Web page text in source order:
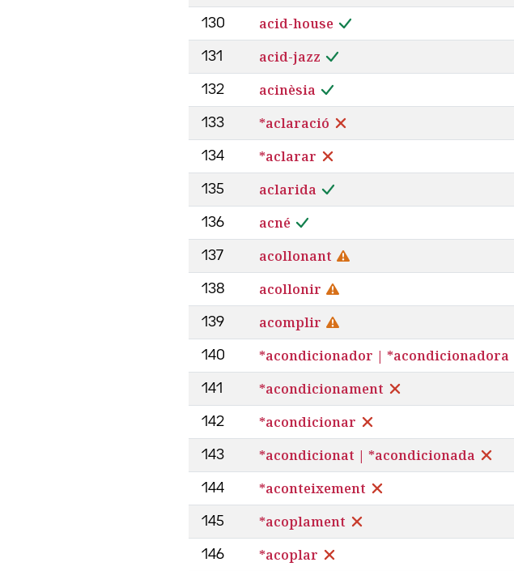
130 acid-house
131 acid-jazz
132 acinèsia
133 *aclaració
134 *aclarar
135 aclarida
136 acné
137 acollonant
138 acollonir
139 acomplir
140 *acondicionador | *acondicionadora
141 *acondicionament
142 *acondicionar
143 *acondicionat | *acondicionada
144 *aconteixement
145 *acoplament
146 *acoplar